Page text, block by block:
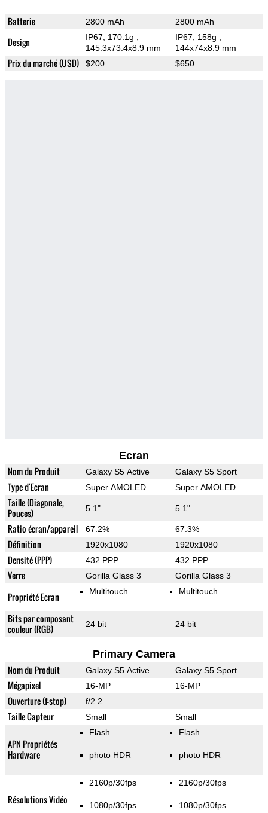
Batterie 2800 mAh 2800 mAh
Design IP67, 170.1g
145.3x73.4x8.9 mm
IP67, 158g
144x74x8.9 mm
Prix du marché (USD) $200 $650
Ecran
Nom du Produit Galaxy S5 Active Galaxy S5 Sport
Type d'Ecran Super AMOLED Super AMOLED
Taille (Diagonale,
Pouces)
5.1" 5.1"
Ratio écran/appareil 67.2% 67.3%
Définition 1920x1080 1920x1080
Densité (PPP) 432 PPP 432 PPP
Verre Gorilla Glass 3 Gorilla Glass 3
Propriété Ecran Multitouch Multitouch
Bits par composant
couleur (RGB)
24 bit 24 bit
Primary Camera
Nom du Produit Galaxy S5 Active Galaxy S5 Sport
Mégapixel 16-MP 16-MP
Ouverture (f-stop) f/2.2
Taille Capteur Small Small
APN Propriétés
Hardware
Flash
photo HDR
Flash
photo HDR
Résolutions Vidéo
2160p/30fps
1080p/30fps
2160p/30fps
1080p/30fps